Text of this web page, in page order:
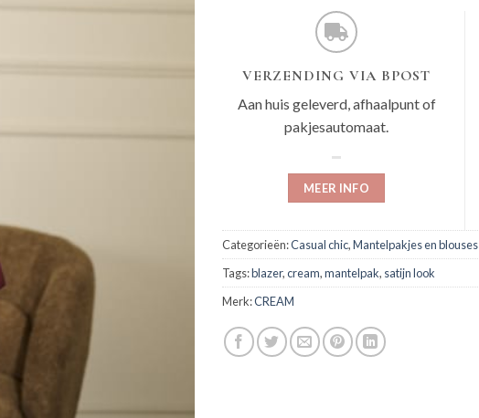
VERZENDING VIA BPOST
Aan huis geleverd, afhaalpunt of
pakjesautomaat.
MEER INFO
Categorieën:Casual chic,Mantelpakjes en blouses
Tags:blazer,cream,mantelpak, satijn look
Merk:CREAM